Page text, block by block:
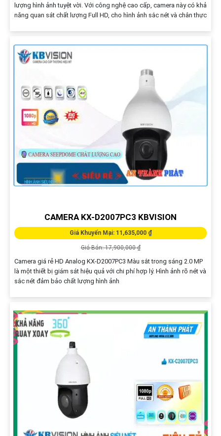
lượng hình ảnh tuyệt vời. Với công nghệ cao cấp, camera này có khả
năng quan sát chất lượng Full HD, cho hình ảnh sắc nét và chân thực
CAMERA KX-D2007PC3 KBVISION
Giá Khuyến Mại: 11,635,000 ₫
Giá Bán: 17,900,000 ₫
Camera giá rẻ HD Analog KX-D2007PC3 Màu sắt trong sáng 2.0 MP
là một thiết bị giám sát hiệu quả với chi phí hợp lý. Hình ảnh rõ nét và
sắc nét đảm bảo chất lượng hình ảnh